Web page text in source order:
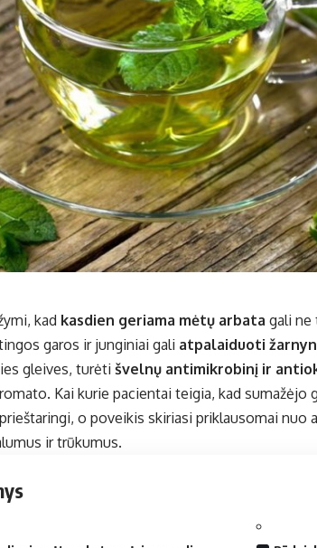
kad kasdien geriama mėtų arbata gali ne
garos ir junginiai gali atpalaiduoti
gleives, turėti švelnų antimikrobinį ir
Kai kurie pacientai teigia, kad sumažėjo
o poveikis skiriasi priklausomai nuo
ir trūkumus.